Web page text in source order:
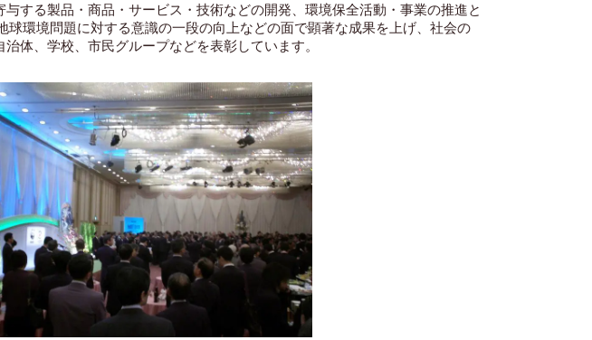
する製品・商品・サービス・技術などの開発、環境保全活動・事業の推進と
球環境問題に対する意識の一段の向上などの面で顕著な成果を上げ、社会の
体、学校、市民グループなどを表彰しています。